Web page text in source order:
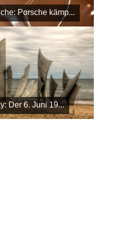
Porsche kämp...
Der 6. Juni 19...